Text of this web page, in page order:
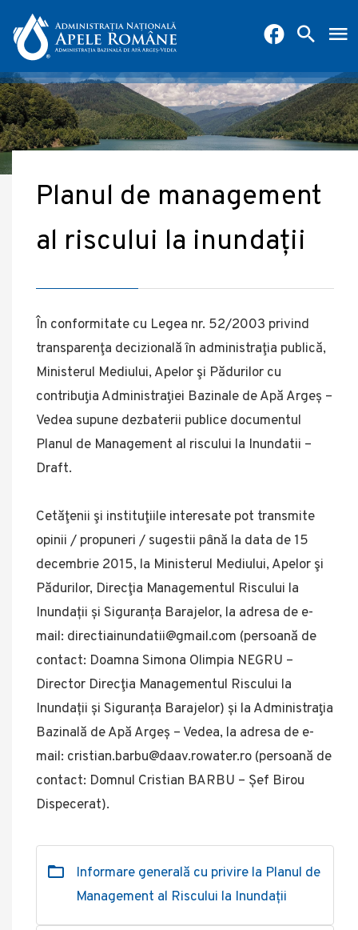
Planul de management
al riscului la inundații
În conformitate cu Legea nr. 52/2003 privind
transparenţa decizională în administraţia publică,
Ministerul Mediului, Apelor şi Pădurilor cu
contribuƫia Administraƫiei Bazinale de Apă Argeș –
Vedea supune dezbaterii publice documentul
Planul de Management al riscului la Inundatii –
Draft.
Cetăţenii şi instituţiile interesate pot transmite
opinii / propuneri / sugestii până la data de 15
decembrie 2015, la Ministerul Mediului, Apelor şi
Pădurilor, Direcţia Managementul Riscului la
Inundații și Siguranța Barajelor, la adresa de e-
mail: directiainundatii@gmail.com (persoană de
contact: Doamna Simona Olimpia NEGRU –
Director Direcţia Managementul Riscului la
Inundații și Siguranța Barajelor) și la Administraƫia
Bazinală de Apă Argeș – Vedea, la adresa de e-
mail: cristian.barbu@daav.rowater.ro (persoană de
contact: Domnul Cristian BARBU – Șef Birou
Dispecerat).
Informare generală cu privire la Planul de
Management al Riscului la Inundații